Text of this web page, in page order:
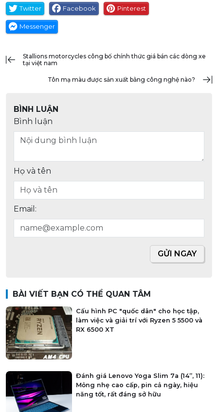
Twitter Facebook Pinterest
Messenger
stallions motorcycles công bố chính thức giá bán các dòng xe
tại việt nam
tôn mạ màu được sản xuất bằng công nghệ nào?
BÌNH LUẬN
Bình luận
Họ và tên
Email:
GỬI NGAY
BÀI VIẾT BẠN CÓ THỂ QUAN TÂM
Cấu hình PC "quốc dân" cho học tập,
làm việc và giải trí với Ryzen 5 5500 và
RX 6500 XT
Đánh giá Lenovo Yoga Slim 7a (14”, 11):
Mỏng nhẹ cao cấp, pin cả ngày, hiệu
năng tốt, rất đáng sở hữu